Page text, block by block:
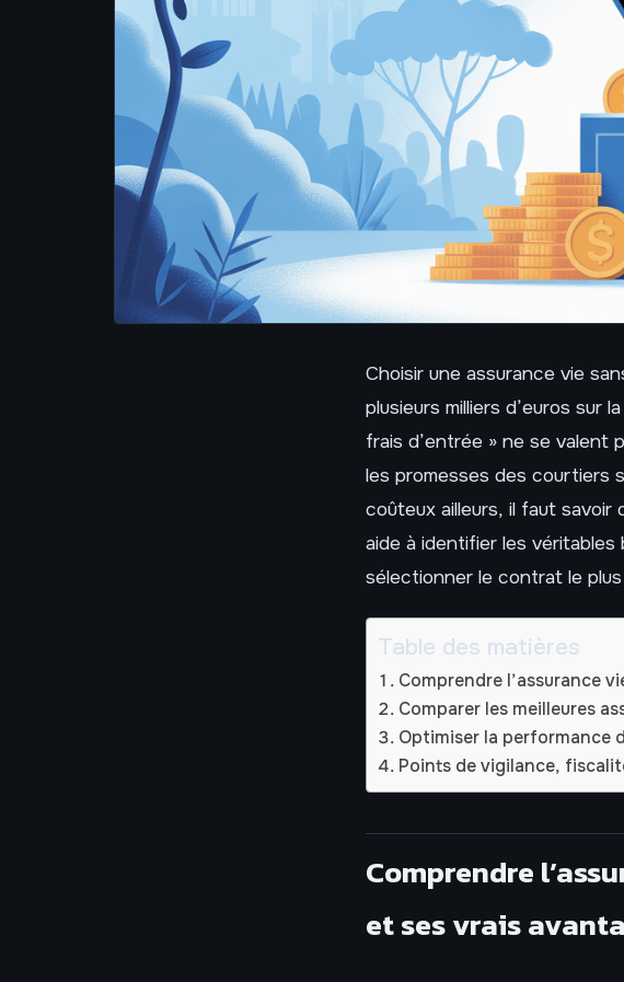
Choisir une assurance vie
plusieurs milliers d’euros
frais d’entrée » ne se valent
les promesses des courtiers
coûteux ailleurs, il faut
aide à identifier les
sélectionner le contrat le
Table des matières
Comprendre l’assurance
Comparer les meilleures
Optimiser la performance
Points de vigilance,
Comprendre
et ses vrais